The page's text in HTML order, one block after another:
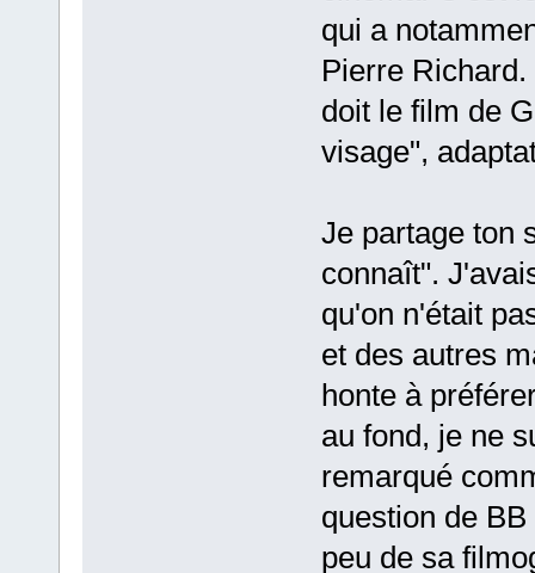
qui a
Pierre
doit le film de
visage",
Je partage ton
connaît".
qu'on n'était
et des autres
honte à
au fond, je ne
remarqué
question de
peu de sa